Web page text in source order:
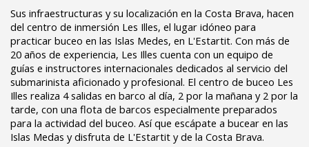
Sus infraestructuras y su localización en la Costa Brava, hacen
del centro de inmersión Les Illes, el lugar idóneo para
practicar buceo en las Islas Medes, en L'Estartit. Con más de
20 años de experiencia, Les Illes cuenta con un equipo de
guías e instructores internacionales dedicados al servicio del
submarinista aficionado y profesional. El centro de buceo Les
Illes realiza 4 salidas en barco al día, 2 por la mañana y 2 por la
tarde, con una flota de barcos especialmente preparados
para la actividad del buceo. Así que escápate a bucear en las
Islas Medas y disfruta de L'Estartit y de la Costa Brava.